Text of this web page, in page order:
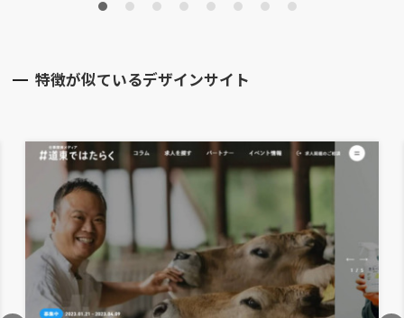
特徴が似ているデザインサイト